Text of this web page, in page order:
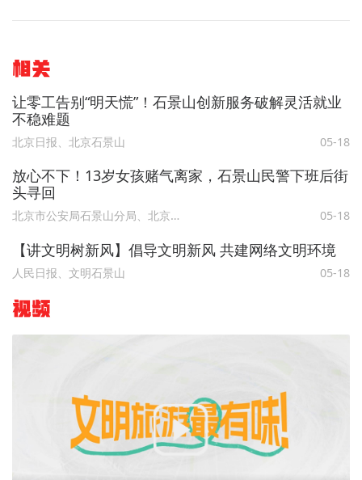
相关
让零工告别“明天慌”！石景山创新服务破解灵活就业
不稳难题
北京日报、北京石景山 05-18
放心不下！13岁女孩赌气离家，石景山民警下班后街
头寻回
北京市公安局石景山分局、北京石景山 05-18
【讲文明树新风】倡导文明新风 共建网络文明环境
人民日报、文明石景山 05-18
视频